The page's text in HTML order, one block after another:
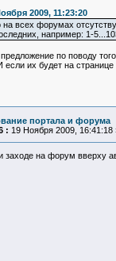
2009, 11:23:20
всех форумах
например: 1-
по поводу
их будет на
портала и форума
: 19 Ноября 2009, 16:41:18
заходе на форум вверху